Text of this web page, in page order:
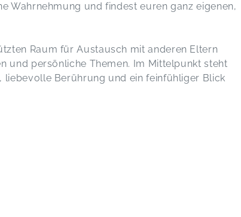
Wahrnehmung und findest euren ganz eigenen,
Raum für Austausch mit anderen Eltern
und persönliche Themen. Im Mittelpunkt steht
liebevolle Berührung und ein feinfühliger Blick